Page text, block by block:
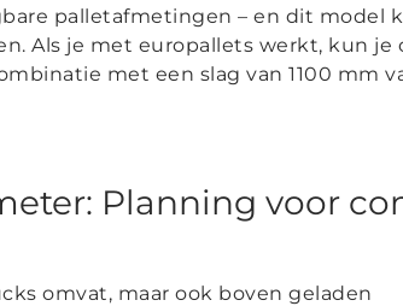
palletafmetingen – en dit model
Als je met europallets werkt, kun je
met een slag van 1100 mm
Planning voor
omvat, maar ook boven geladen